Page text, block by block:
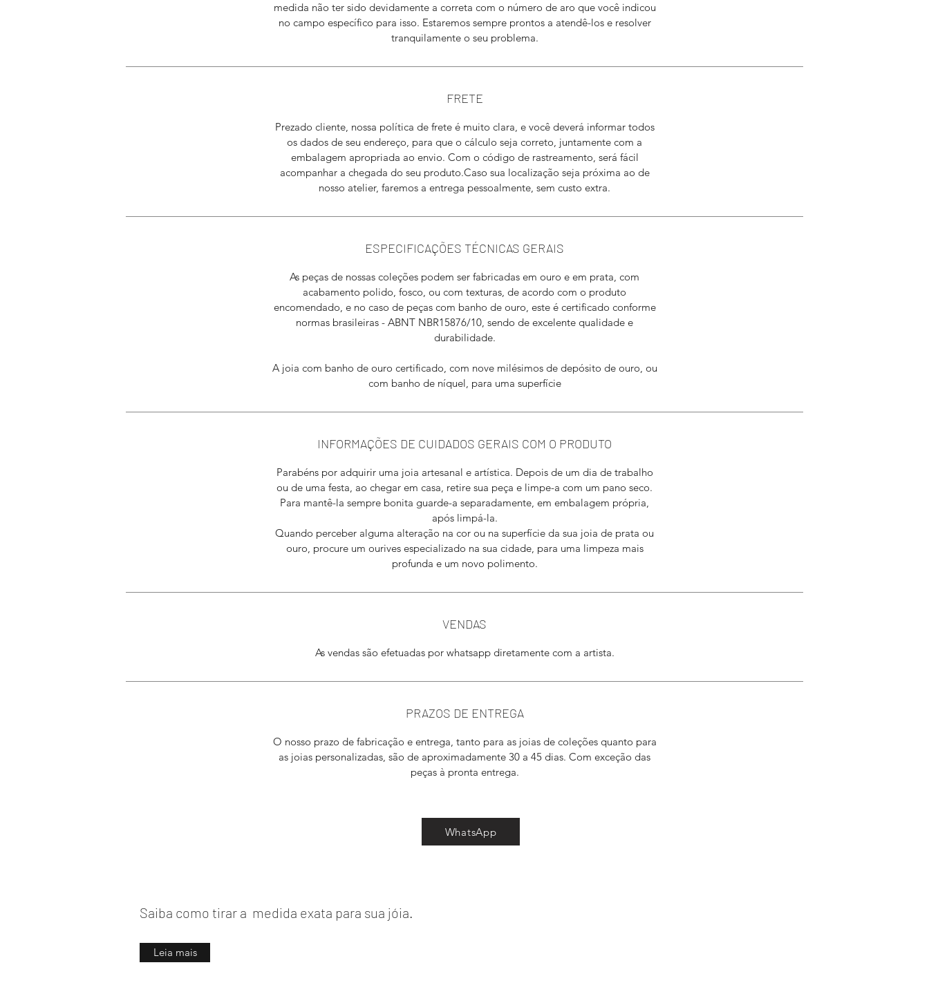
medida não ter sido devidamente a correta com o número de aro que você indicou
no campo específico para isso. Estaremos sempre prontos a atendê-los e resolver
tranquilamente o seu problema.
FRETE
Prezado cliente, nossa política de frete é muito clara, e você deverá informar todos
os dados de seu endereço, para que o cálculo seja correto, juntamente com a
embalagem apropriada ao envio. Com o código de rastreamento, será fácil
acompanhar a chegada do seu produto.Caso sua localização seja próxima ao de
nosso atelier, faremos a entrega pessoalmente, sem custo extra.
ESPECIFICAÇÕES TÉCNICAS GERAIS
As peças de nossas coleções podem ser fabricadas em ouro e em prata, com
acabamento polido, fosco, ou com texturas, de acordo com o produto
encomendado, e no caso de peças com banho de ouro, este é certificado conforme
normas brasileiras - ABNT NBR15876/10, sendo de excelente qualidade e
durabilidade.
A joia com banho de ouro certificado, com nove milésimos de depósito de ouro, ou
com banho de níquel, para uma superfície
INFORMAÇÕES DE CUIDADOS GERAIS COM O PRODUTO
Parabéns por adquirir uma joia artesanal e artística. Depois de um dia de trabalho
ou de uma festa, ao chegar em casa, retire sua peça e limpe-a com um pano seco.
Para mantê-la sempre bonita guarde-a separadamente, em embalagem própria,
após limpá-la.
Quando perceber alguma alteração na cor ou na superfície da sua joia de prata ou
ouro, procure um ourives especializado na sua cidade, para uma limpeza mais
profunda e um novo polimento.
VENDAS
​As vendas são efetuadas por whatsapp diretamente com a artista.
PRAZOS DE ENTREGA
O nosso prazo de fabricação e entrega, tanto para as joias de coleções quanto para
as joias personalizadas, são de aproximadamente 30 a 45 dias. Com exceção das
peças à pronta entrega.
WhatsApp
Saiba como tirar a medida exata para sua jóia.
Leia mais